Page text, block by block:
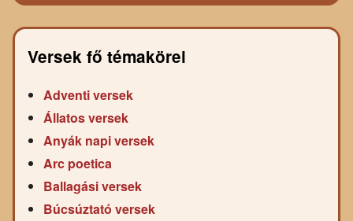
Versek fő témakörei
Adventi versek
Állatos versek
Anyák napi versek
Arc poetica
Ballagási versek
Búcsúztató versek